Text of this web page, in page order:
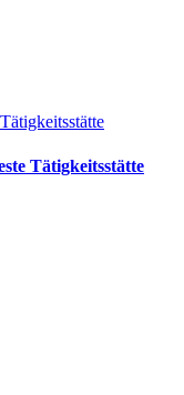
Tätigkeitsstätte